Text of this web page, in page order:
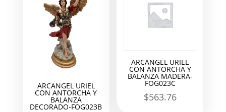
ARCANGEL URIEL
CON ANTORCHA Y
BALANZA
DECORADO-FOG023B
ARCANGEL URIEL
CON ANTORCHA Y
BALANZA MADERA-
FOG023C
$563.76